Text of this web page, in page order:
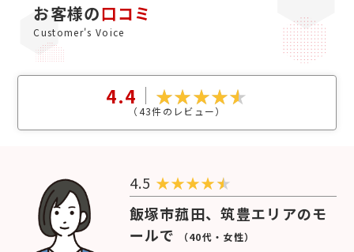
お客様の口コミ
Customer's Voice
4.4
（43件のレビュー）
4.5 ★★★★
飯塚市菰田、筑豊エリアのモ
ールで
（40代・女性）